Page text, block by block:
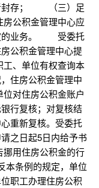
者封存； （三）足
公积金管理中心应
定的业务。 受委托
公积金管理中心提
、单位有权查询本
住房公积金管理中
对住房公积金账户
行复核；对复核结
重新复核。受委托
之日起5日内给予书
用住房公积金的行
条例的规定，单位
职工办理住房公积